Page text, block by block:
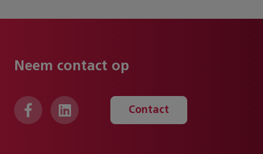
Neem contact op
Contact